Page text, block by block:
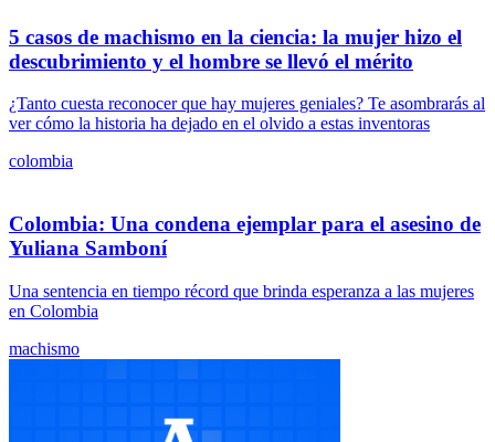
5 casos de machismo en la ciencia: la mujer hizo el
descubrimiento y el hombre se llevó el mérito
¿Tanto cuesta reconocer que hay mujeres geniales? Te asombrarás al
ver cómo la historia ha dejado en el olvido a estas inventoras
colombia
Colombia: Una condena ejemplar para el asesino de
Yuliana Samboní
Una sentencia en tiempo récord que brinda esperanza a las mujeres
en Colombia
machismo